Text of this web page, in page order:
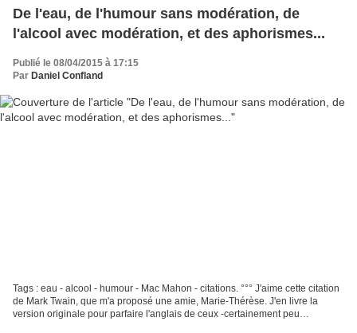
De l'eau, de l'humour sans modération, de
l'alcool avec modération, et des aphorismes...
Publié le 08/04/2015 à 17:15
Par Daniel Confland
Tags : eau - alcool - humour - Mac Mahon - citations. °°° J'aime cette citation
de Mark Twain, que m'a proposé une amie, Marie-Thérèse. J'en livre la
version originale pour parfaire l'anglais de ceux -certainement peu